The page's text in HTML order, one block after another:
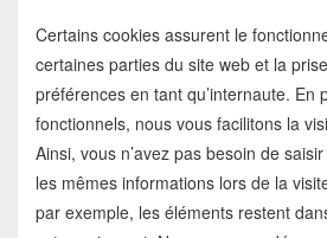
Certains cookies assurent le
certaines parties du site web et la
préférences en tant qu’internaute. En
fonctionnels, nous vous facilitons la
Ainsi, vous n’avez pas besoin de
les mêmes informations lors de la
par exemple, les éléments restent